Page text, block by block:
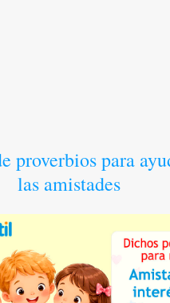
proverbios para
las amistades